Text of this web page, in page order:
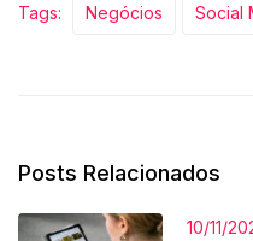
Tags: Negócios Social
Posts Relacionados
10/11/